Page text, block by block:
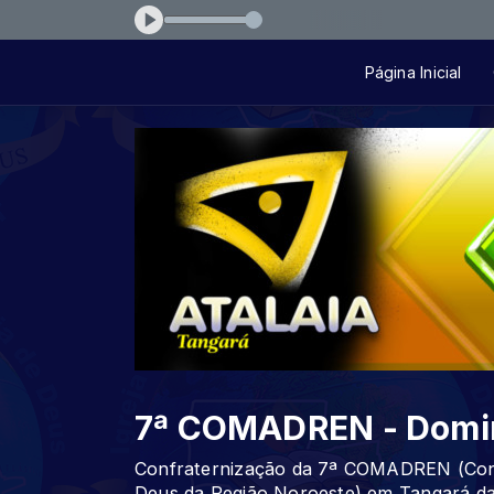
Session 1 - Sossega
Página Inicial
7ª COMADREN -
Confraternização da 7ª COMADREN